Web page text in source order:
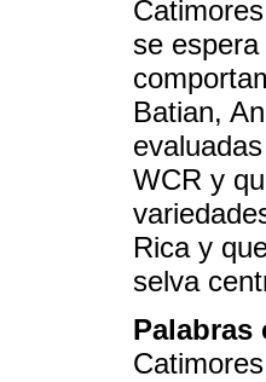
se
Batian,
WCR y
Rica y
selva
Palabras